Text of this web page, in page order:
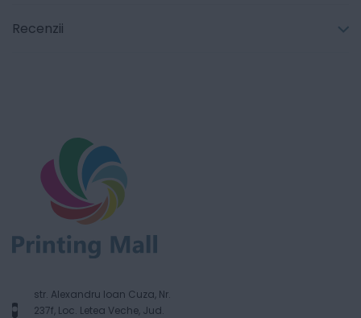
Recenzii
str. Alexandru Ioan Cuza, Nr.
237f, Loc. Letea Veche, Jud.